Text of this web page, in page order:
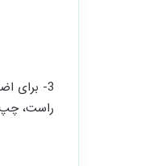
3- برای
راست، چپ،